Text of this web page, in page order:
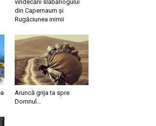
vindecării slăbănogului
din Capernaum și
Rugăciunea inimii
Aruncă grija ta spre
Domnul…